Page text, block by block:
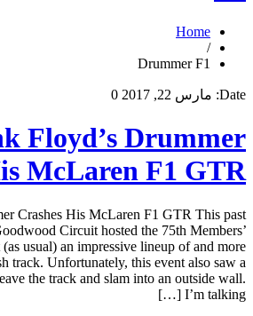
Home
/
Drummer F1
Date: مارس 22, 2017 0
Floyd’s Drummer
McLaren F1 GTR
Crashes His McLaren F1 GTR This past
Circuit hosted the 75th Members’
usual) an impressive lineup of and more
track. Unfortunately, this event also saw a
the track and slam into an outside wall.
I’m talking […]